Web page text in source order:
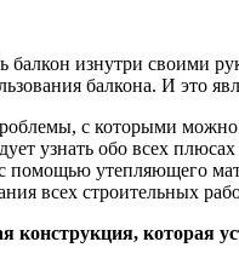
балкон изнутри своими
балкона. И это
с которыми можно
узнать обо всех
утепляющего
всех строительных
которая